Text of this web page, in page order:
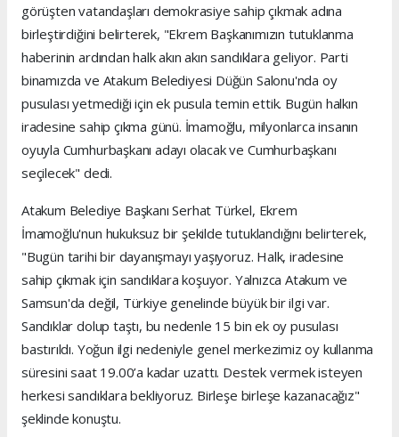
görüşten vatandaşları demokrasiye sahip çıkmak adına
birleştirdiğini belirterek, "Ekrem Başkanımızın tutuklanma
haberinin ardından halk akın akın sandıklara geliyor. Parti
binamızda ve Atakum Belediyesi Düğün Salonu'nda oy
pusulası yetmediği için ek pusula temin ettik. Bugün halkın
iradesine sahip çıkma günü. İmamoğlu, milyonlarca insanın
oyuyla Cumhurbaşkanı adayı olacak ve Cumhurbaşkanı
seçilecek" dedi.
Atakum Belediye Başkanı Serhat Türkel, Ekrem
İmamoğlu'nun hukuksuz bir şekilde tutuklandığını belirterek,
"Bugün tarihi bir dayanışmayı yaşıyoruz. Halk, iradesine
sahip çıkmak için sandıklara koşuyor. Yalnızca Atakum ve
Samsun'da değil, Türkiye genelinde büyük bir ilgi var.
Sandıklar dolup taştı, bu nedenle 15 bin ek oy pusulası
bastırıldı. Yoğun ilgi nedeniyle genel merkezimiz oy kullanma
süresini saat 19.00’a kadar uzattı. Destek vermek isteyen
herkesi sandıklara bekliyoruz. Birleşe birleşe kazanacağız"
şeklinde konuştu.